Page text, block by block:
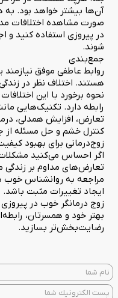
آن‌ها بیشتر خواهد بود.
صورت مشاهده اختلافات
در پیروزی استفاده کنید و
شوند.
جمع‌بندی
روابط عاطفی موفق نیازمند
هستند. اختلاف نظر در
نحوه برخورد با این
رابطه دارد. تکنیک‌هایی
تعارض، افزایش همدلی،
کنترل خشم و حل مسئله
زوج‌درمانی برای بهبود
اگر احساس می‌کنید
تعارض‌های مداوم بر زندگی
مراجعه به روانشناس خوب
ایجاد تغییرات مثبت
زوج درمانگر خوب در
بهتر خود و همسرتان،
رضایت‌بخش‌تر بسازید.